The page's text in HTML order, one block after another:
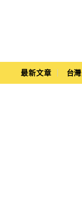
Yuki's Life
Main Menu
最新文章 台